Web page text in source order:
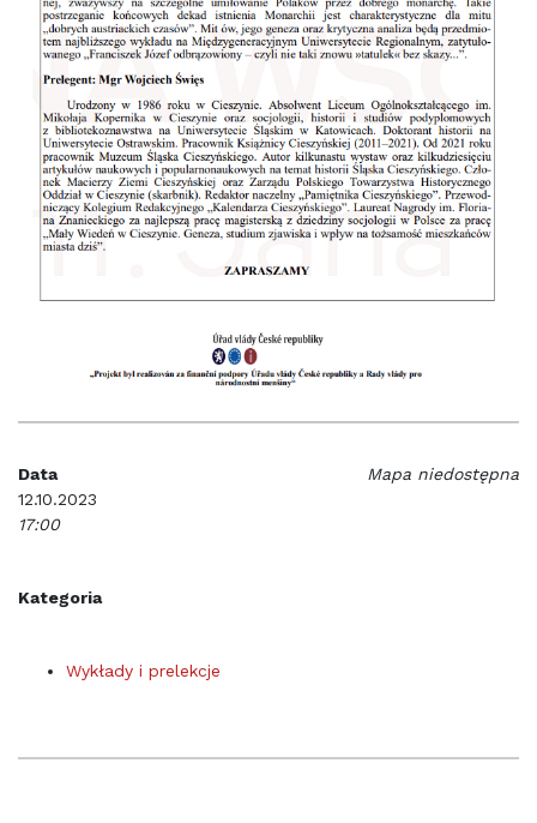
Mapa niedostępna
Data
12.10.2023
17:00
Kategoria
Wykłady i prelekcje